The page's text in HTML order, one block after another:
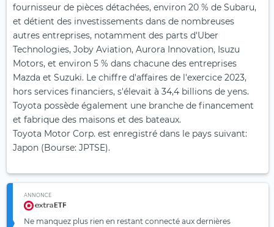
fournisseur de pièces détachées, environ 20 % de Subaru,
et détient des investissements dans de nombreuses
autres entreprises, notamment des parts d'Uber
Technologies, Joby Aviation, Aurora Innovation, Isuzu
Motors, et environ 5 % dans chacune des entreprises
Mazda et Suzuki. Le chiffre d'affaires de l'exercice 2023,
hors services financiers, s'élevait à 34,4 billions de yens.
Toyota possède également une branche de financement
et fabrique des maisons et des bateaux.
Toyota Motor Corp. est enregistré dans le pays suivant:
Japon (Bourse: JPTSE).
ANNONCE
Ne manquez plus rien en restant connecté aux dernières